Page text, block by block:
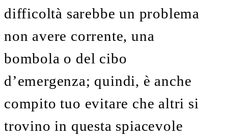
difficoltà sarebbe un problema
non avere corrente, una
bombola o del cibo
d’emergenza; quindi, è anche
compito tuo evitare che altri si
trovino in questa spiacevole